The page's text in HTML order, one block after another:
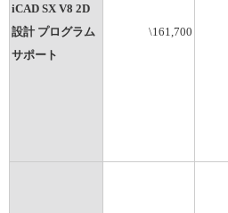
iCAD SX V8 2D
設計 プログラム
サポート
\161,700